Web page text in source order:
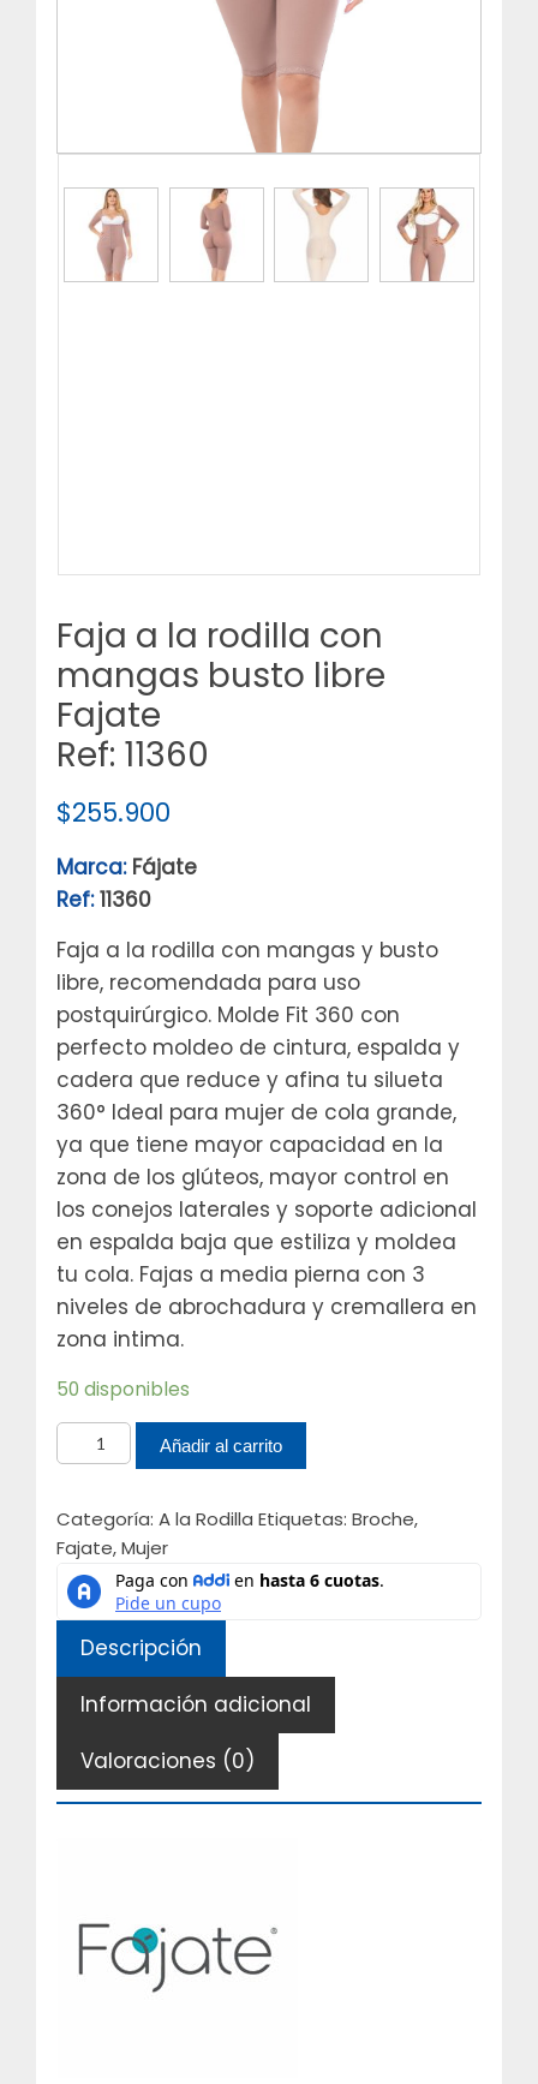
Faja a la rodilla con
mangas busto libre
Fajate
Ref: 11360
$255.900
Marca:Fájate
Ref:11360
Faja a la rodilla con mangas y busto
libre, recomendada para uso
postquirúrgico. Molde Fit 360 con
perfecto moldeo de cintura, espalda y
cadera que reduce y afina tu silueta
360° Ideal para mujer de cola grande,
ya que tiene mayor capacidad en la
zona de los glúteos, mayor control en
los conejos laterales y soporte adicional
en espalda baja que estiliza y moldea
tu cola. Fajas a media pierna con 3
niveles de abrochadura y cremallera en
zona intima.
50 disponibles
Faja
a
rodilla
con
mangas
libre
Fajate
11360
cantidad
Añadir al carrito
Categoría: A la Rodilla Etiquetas: Broche,
Fajate,Mujer
Descripción
Información adicional
Valoraciones (0)